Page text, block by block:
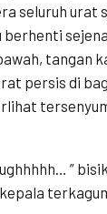
seluruh urat
berhenti
tangan
persis di
”